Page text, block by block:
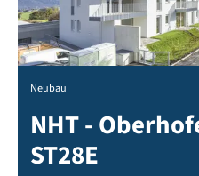
Neubau
NHT -
ST28E